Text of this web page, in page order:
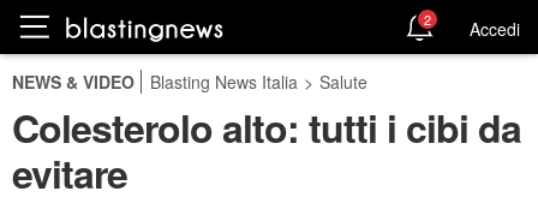
2 Accedi
NEWS & VIDEO Blasting News Italia > Salute
Colesterolo alto: tutti i cibi da
evitare